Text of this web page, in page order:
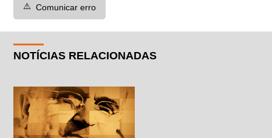
⚠️ Comunicar erro
NOTÍCIAS RELACIONADAS